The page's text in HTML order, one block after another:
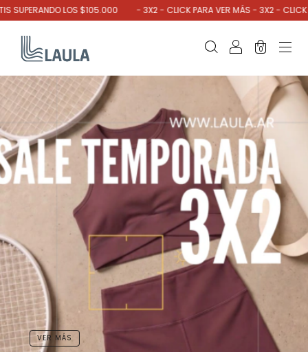
LOS $105.000 - 3X2 - CLICK PARA VER MÁS - 3X2 - CLICK PARA
0
VER MÁS